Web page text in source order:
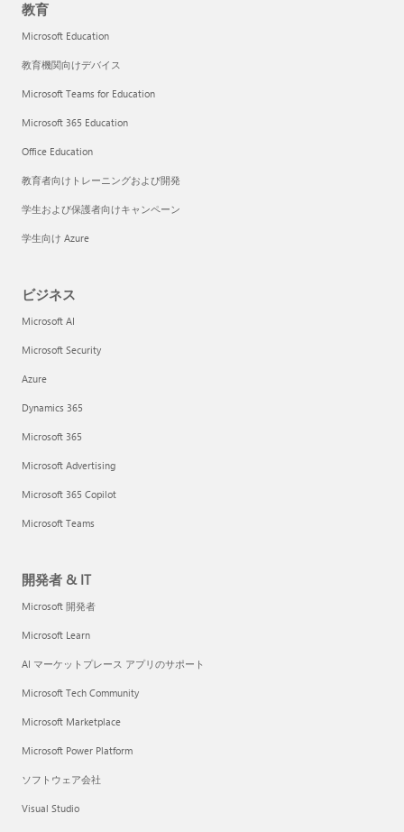
教育
Microsoft Education
教育機関向けデバイス
Microsoft Teams for Education
Microsoft 365 Education
Office Education
教育者向けトレーニングおよび開発
学生および保護者向けキャンペーン
学生向け Azure
ビジネス
Microsoft AI
Microsoft Security
Azure
Dynamics 365
Microsoft 365
Microsoft Advertising
Microsoft 365 Copilot
Microsoft Teams
開発者 & IT
Microsoft 開発者
Microsoft Learn
AI マーケットプレース アプリのサポート
Microsoft Tech Community
Microsoft Marketplace
Microsoft Power Platform
ソフトウェア会社
Visual Studio